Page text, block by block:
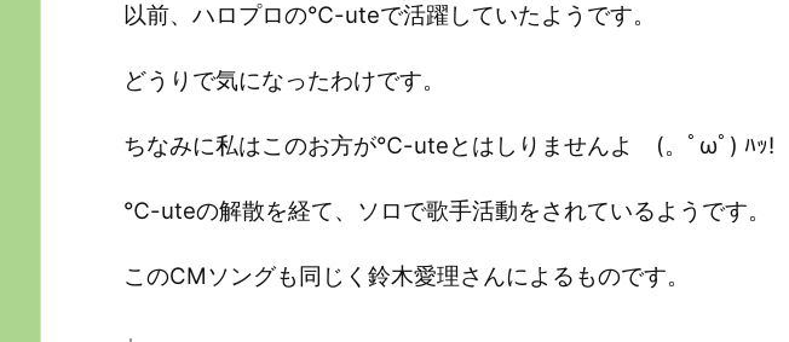
以前、ハロプロの℃-uteで活躍していたようです。
どうりで気になったわけです。
ちなみに私はこのお方が℃-uteとはしりませんよ (。ﾟωﾟ) ﾊｯ!
℃-uteの解散を経て、ソロで歌手活動をされているようです。
このCMソングも同じく鈴木愛理さんによるものです。